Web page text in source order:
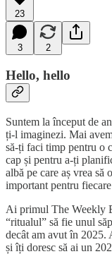
23
3 2
Hello, hello
Suntem la început de
ți-l imaginezi. Mai
să-ți faci timp pentru o
cap și pentru a-ți
albă pe care aș vrea să
important pentru
Ai primul The Weekly
“ritualul” să fie unul
decât am avut în 2025.
și îți doresc să ai un